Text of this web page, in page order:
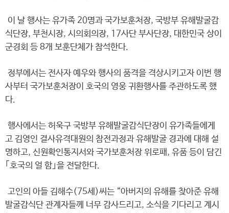
이 날 행사는 유가족 20명과 국가보훈처장, 국방부 유해발굴감
식단장, 부천시장, 시의회의장, 17사단 부사단장, 대한민국 상이
군경회 등 8개 보훈단체가 참석한다.
정부에서는 전사자 예우와 행사의 품격을 격상시키고자 이번 행
사부터 국가보훈처장이 호국의 영웅 귀환행사를 주관하도록 했
다.
행사에서는 허욱구 국방부 유해발굴감식단장이 유가족들에게
고 김영인 결사유격대원의 참전과정과 유해발굴 경과에 대해 설
명하고, 신원확인통지서와 국가보훈처장 위로패, 유품 등이 담긴
｢호국의 얼 함｣을 전달한다.
고인의 아들 김해수(75세)씨는 “아버지의 유해를 찾아준 유해
발굴감식단 관계자들께 너무 감사드리고, 소식을 기다리고 계시